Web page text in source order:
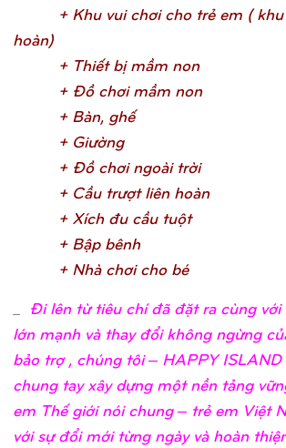
+ Khu vui chơi cho trẻem ( khu
hoàn)
+ Thiết bịmầm non
+ Đồchơi mầm non
+ Bàn, ghế
+ Giường
+ Đồchơi ngoài trời
+ Cầu trượt liên hoàn
+ Xích đu cầu tuột
+ Bập bênh
+ Nhà chơi cho bé
Đi lên từ tiêu chí đã đặt ra cùng với
lớn mạnh và thay đổi không ngừng
bảo trợ , chúng tôi – HAPPY
chung tay xây dựng một nền tảng
em Thế giới nói chung – trẻ em Việt
với sự đổi mới từng ngày và hoàn